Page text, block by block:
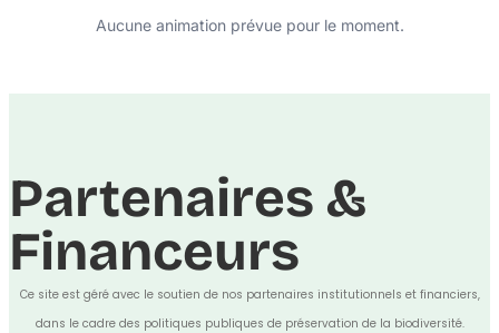
Aucune animation prévue pour le moment.
Partenaires &
Financeurs
Ce site est géré avec le soutien de nos partenaires institutionnels et financiers,
dans le cadre des politiques publiques de préservation de la biodiversité.